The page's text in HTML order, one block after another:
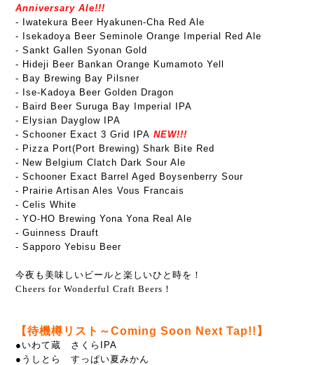
Anniversary Ale!!!
- Iwatekura Beer Hyakunen-Cha Red Ale
- Isekadoya Beer Seminole Orange Imperial Red Ale
- Sankt Gallen Syonan Gold
- Hideji Beer Bankan Orange Kumamoto Yell
- Bay Brewing Bay Pilsner
- Ise-Kadoya Beer Golden Dragon
- Baird Beer Suruga Bay Imperial IPA
- Elysian Dayglow IPA
- Schooner Exact 3 Grid IPA NEW!!!
- Pizza Port(Port Brewing) Shark Bite Red
- New Belgium Clatch Dark Sour Ale
- Schooner Exact Barrel Aged Boysenberry Sour
- Prairie Artisan Ales Vous Francais
- Celis White
- YO-HO Brewing Yona Yona Real Ale
- Guinness Drauft
- Sapporo Yebisu Beer
今夜も美味しいビールと楽しいひと時を！
Cheers for Wonderful Craft Beers！
【待機樽リスト～Coming Soon Next Tap!!】
●いわて蔵 さくらIPA
●うしとら すっぱい夏みかん